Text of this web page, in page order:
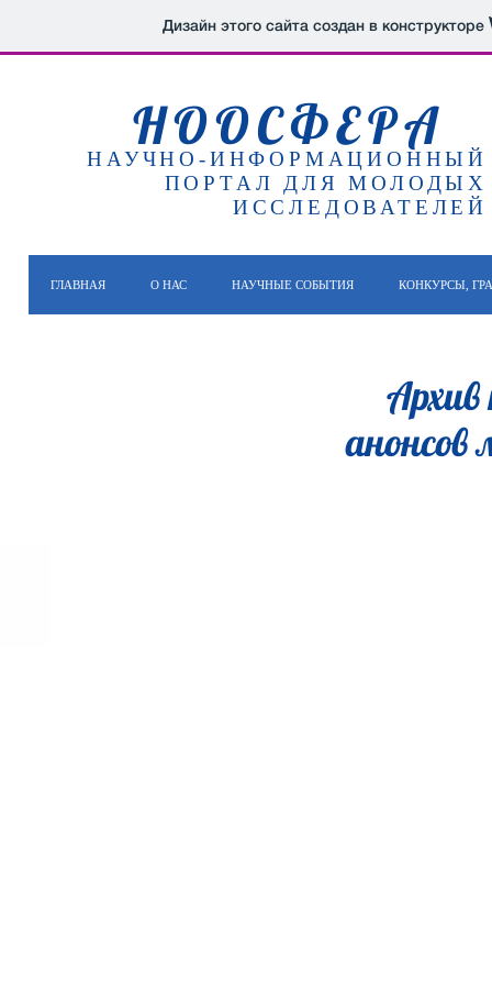
Дизайн этого сайта создан в конструкторе
НООСФЕРА
НАУЧНО-ИНФОРМАЦИОННЫЙ
ПОРТАЛ ДЛЯ МОЛОДЫХ
ИССЛЕДОВАТЕЛЕЙ
ГЛАВНАЯ О НАС НАУЧНЫЕ СОБЫТИЯ КОНКУРСЫ,
Архив
анонсов